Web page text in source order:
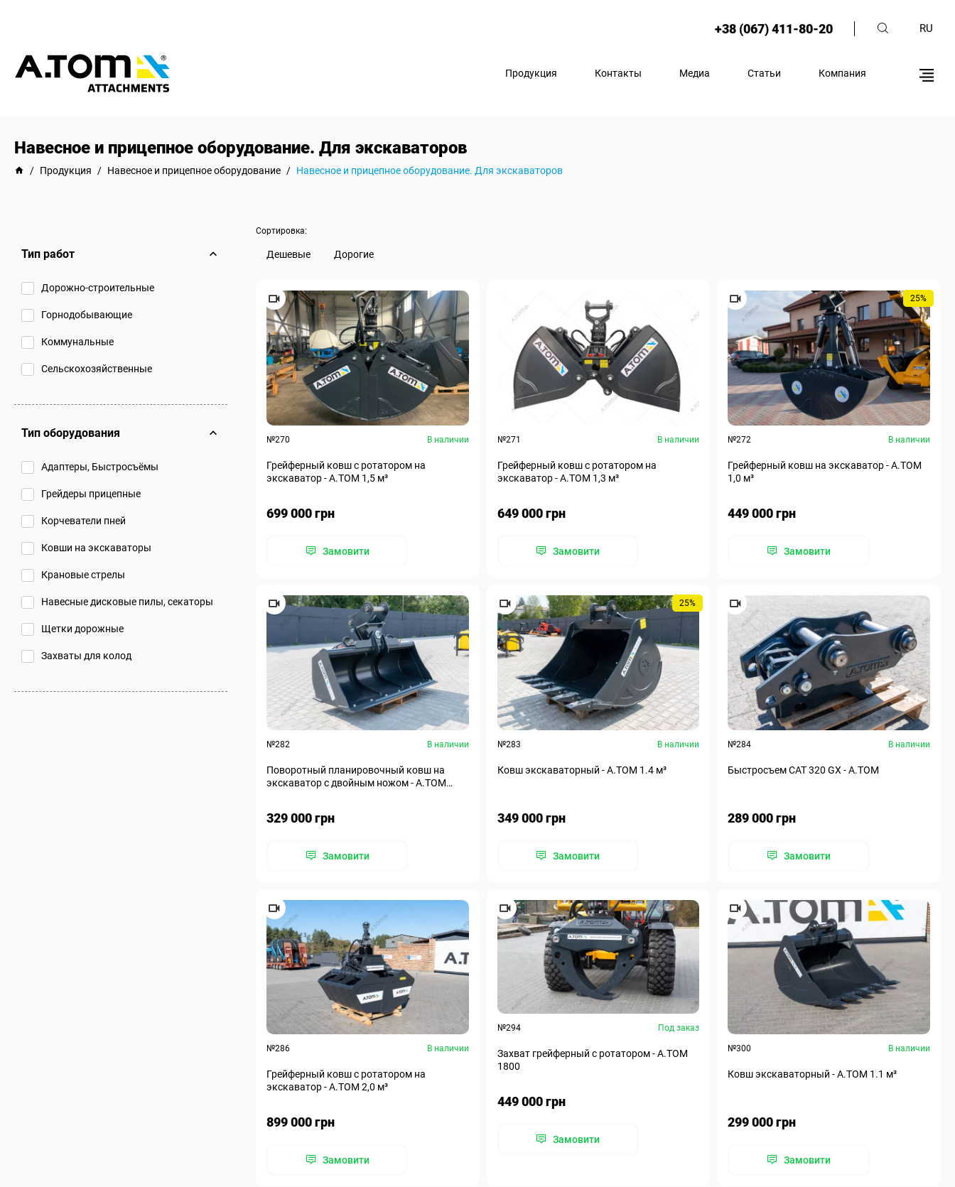
+38 (067) 411-80-20 RU
Продукция Контакты Медиа Статьи Компания
Навесное и прицепное оборудование. Для экскаваторов
/ Продукция / Навесное и прицепное оборудование / Навесное и прицепное оборудование. Для экскаваторов
Тип работ
Дорожно-строительные
Горнодобывающие
Коммунальные
Сельскохозяйственные
Тип оборудования
Адаптеры, Быстросъёмы
Грейдеры прицепные
Корчеватели пней
Ковши на экскаваторы
Крановые стрелы
Навесные дисковые пилы, секаторы
Щетки дорожные
Захваты для колод
Сортировка:
Дешевые Дорогие
№270 В наличии
Грейферный ковш с ротатором на
экскаватор - А.ТОМ 1,5 м³
699 000 грн
Замовити
№271 В наличии
Грейферный ковш с ротатором на
экскаватор - А.ТОМ 1,3 м³
649 000 грн
Замовити
25%
№272 В наличии
Грейферный ковш на экскаватор - А.ТОМ
1,0 м³
449 000 грн
Замовити
№282 В наличии
Поворотный планировочный ковш на
экскаватор с двойным ножом - А.ТОМ
329 000 грн
Замовити
25%
№283 В наличии
Ковш экскаваторный - A.TOM 1.4 м³
349 000 грн
Замовити
№284 В наличии
Быстросъем CAT 320 GX - A.TOM
289 000 грн
Замовити
№286 В наличии
Грейферный ковш с ротатором на
экскаватор - А.ТОМ 2,0 м³
899 000 грн
Замовити
№294 Под заказ
Захват грейферный с ротатором - А.ТОМ
1800
449 000 грн
Замовити
№300 В наличии
Ковш экскаваторный - A.TOM 1.1 м³
299 000 грн
Замовити